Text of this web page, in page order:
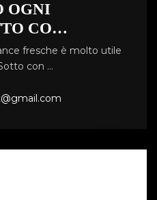
OGNI
CO…
fresche è molto utile
con …